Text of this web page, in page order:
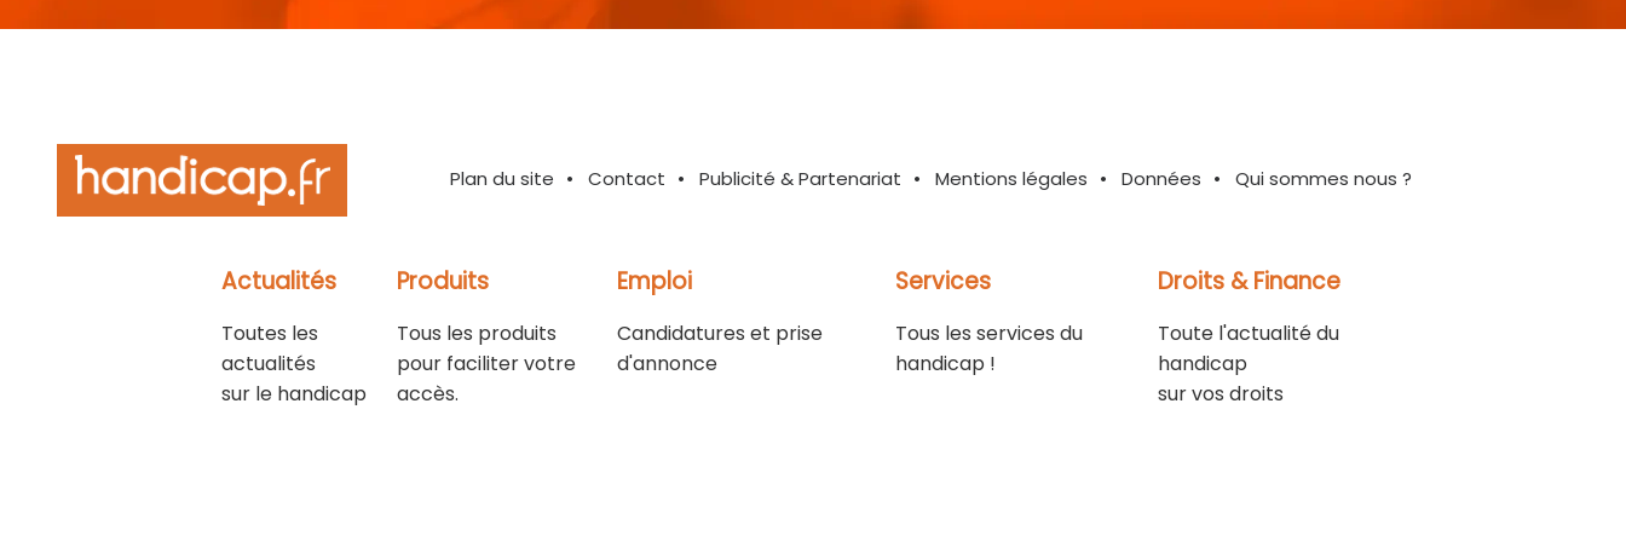
Plan du site Contact Publicité & Partenariat Mentions légales Données Qui sommes nous ?
Actualités
Toutes les
actualités
sur le handicap
Produits
Tous les produits
pour faciliter votre
accès.
Emploi
Candidatures et prise
d'annonce
Services
Tous les services du
handicap !
Droits & Finance
Toute l'actualité du
handicap
sur vos droits